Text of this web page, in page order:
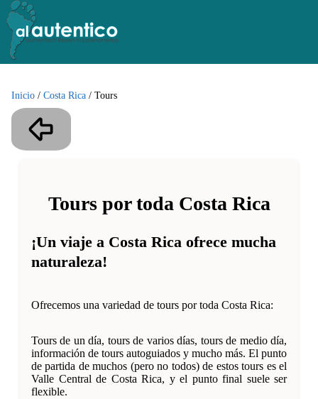
Inicio / Costa Rica / Tours
Tours por toda Costa Rica
¡Un viaje a Costa Rica ofrece mucha
naturaleza!
Ofrecemos una variedad de tours por toda Costa Rica:
Tours de un día, tours de varios días, tours de medio día,
información de tours autoguiados y mucho más. El punto
de partida de muchos (pero no todos) de estos tours es el
Valle Central de Costa Rica, y el punto final suele ser
flexible.